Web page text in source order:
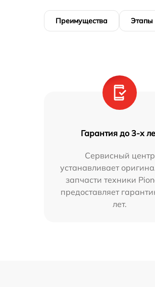
Преимущества Этапы
Гарантия до 3-х
Сервисный центр
устанавливает
запчасти техники
предоставляет
лет.